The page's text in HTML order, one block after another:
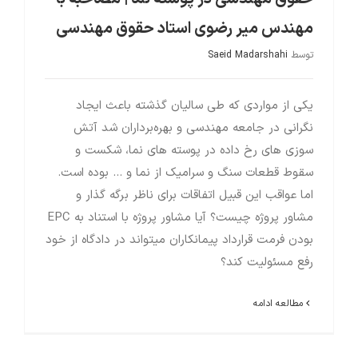
مهندس میر رضوی استاد حقوق مهندسی
توسط Saeid Madarshahi
یکی از مواردی که طی سالیان گذشته باعث ایجاد
نگرانی در جامعه مهندسی و بهره‌برداران شد آتش
سوزی های رخ داده در پوسته های نما، شکست و
سقوط قطعات سنگ و سرامیک از نما و … بوده است.
اما عواقب این قبیل اتفاقات برای ناظر برگه گذار و
مشاور پروژه چیست؟ آیا مشاور پروژه با استناد به EPC
بودن فرمت قرارداد پیمانکاران میتواند در دادگاه از خود
رفع مسئولیت کند؟
مطالعه ادامه